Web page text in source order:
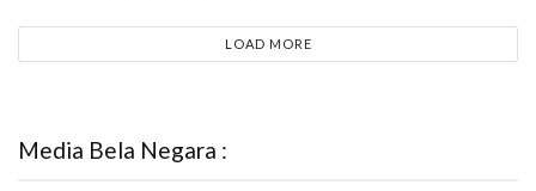
LOAD MORE
Media Bela Negara :